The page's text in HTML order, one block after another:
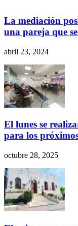
La mediación
una pareja que
abril 23, 2024
El lunes se
para los
octubre 28, 2025